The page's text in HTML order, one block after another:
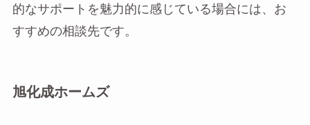
的なサポートを魅力的に感じている場合には、お
すすめの相談先です。
旭化成ホームズ